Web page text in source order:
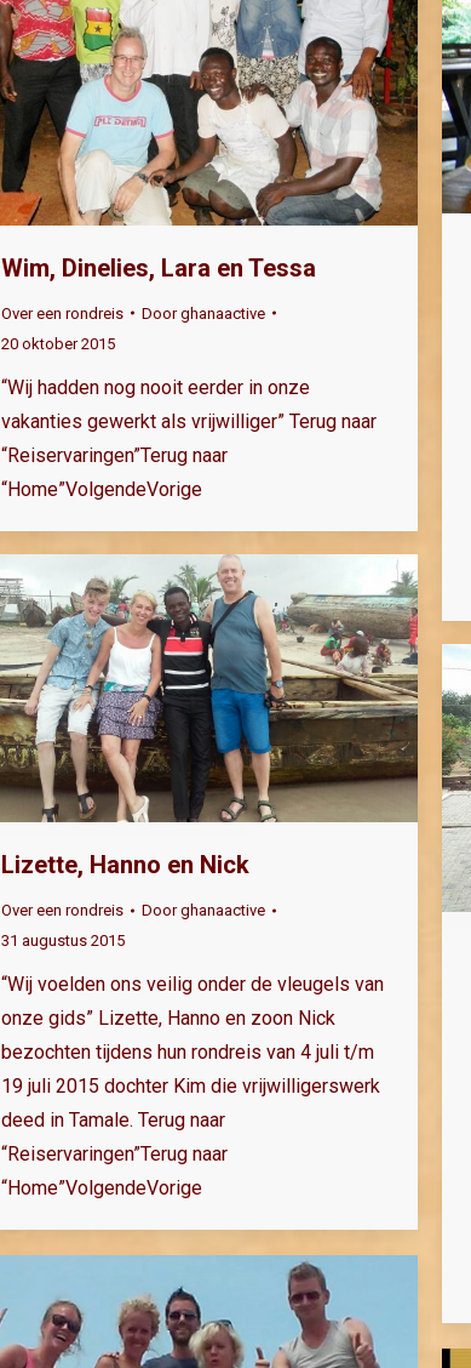
Wim, Dinelies, Lara en Tessa
Over een rondreis Doorghanaactive
20 oktober 2015
“Wij hadden nog nooit eerder in onze
vakanties gewerkt als vrijwilliger” Terug naar
“Reiservaringen”Terug naar
“Home”VolgendeVorige
Lizette, Hanno en Nick
Over een rondreis Doorghanaactive
31 augustus 2015
“Wij voelden ons veilig onder de vleugels van
onze gids” Lizette, Hanno en zoon Nick
bezochten tijdens hun rondreis van 4 juli t/m
19 juli 2015 dochter Kim die vrijwilligerswerk
deed in Tamale. Terug naar
“Reiservaringen”Terug naar
“Home”VolgendeVorige